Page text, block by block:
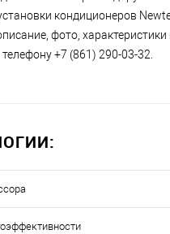
кондиционеров
фото,
+7 (861) 290-03-32.